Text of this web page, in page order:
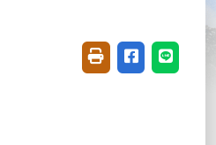
友善列印(開新視窗)
分享至臉書(
分享至